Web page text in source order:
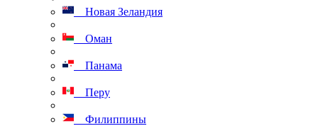
Новая Зеландия
Оман
Панама
Перу
Филиппины